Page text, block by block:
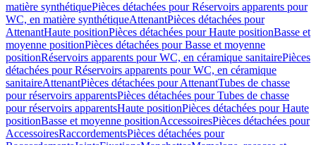
matière synthétiquePièces détachées pour Réservoirs apparents pour
WC, en matière synthétiqueAttenantPièces détachées pour
AttenantHaute positionPièces détachées pour Haute positionBasse et
moyenne positionPièces détachées pour Basse et moyenne
positionRéservoirs apparents pour WC, en céramique sanitairePièces
détachées pour Réservoirs apparents pour WC, en céramique
sanitaireAttenantPièces détachées pour AttenantTubes de chasse
pour réservoirs apparentsPièces détachées pour Tubes de chasse
pour réservoirs apparentsHaute positionPièces détachées pour Haute
positionBasse et moyenne positionAccessoiresPièces détachées pour
AccessoiresRaccordementsPièces détachées pour